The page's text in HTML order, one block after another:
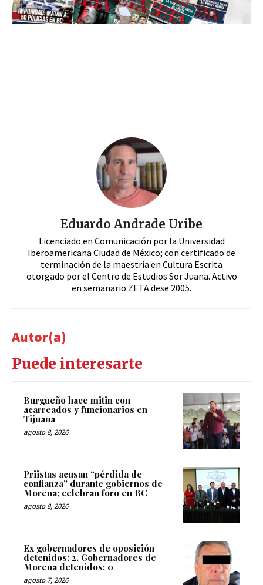
Eduardo Andrade Uribe
Licenciado en Comunicación por la Universidad
Iberoamericana Ciudad de México; con certificado de
terminación de la maestría en Cultura Escrita
otorgado por el Centro de Estudios Sor Juana. Activo
en semanario ZETA dese 2005.
Autor(a)
Puede interesarte
Burgueño hace mitin con
acarreados y funcionarios en
Tijuana
agosto 8, 2026
Priistas acusan “pérdida de
confianza” durante gobiernos de
Morena; celebran foro en BC
agosto 8, 2026
Ex gobernadores de oposición
detenidos: 2. Gobernadores de
Morena detenidos: 0
agosto 7, 2026